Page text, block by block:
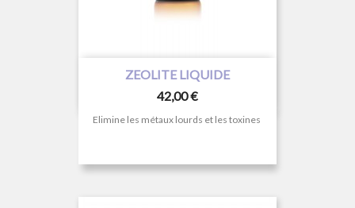
ZEOLITE LIQUIDE
Prix
42,00 €
Elimine les métaux lourds et les toxines